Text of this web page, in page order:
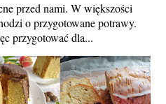
przed nami. W większości
o przygotowane potrawy.
przygotować dla...